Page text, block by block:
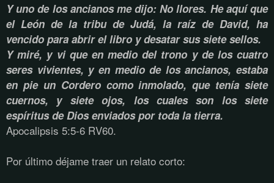
Y uno de los ancianos me dijo: No llores. He aquí que
el León de la tribu de Judá, la raíz de David, ha
vencido para abrir el libro y desatar sus siete sellos.
Y miré, y vi que en medio del trono y de los cuatro
seres vivientes, y en medio de los ancianos, estaba
en pie un Cordero como inmolado, que tenía siete
cuernos, y siete ojos, los cuales son los siete
espíritus de Dios enviados por toda la tierra.
Apocalipsis 5:5-6 RV60.
Por último déjame traer un relato corto: